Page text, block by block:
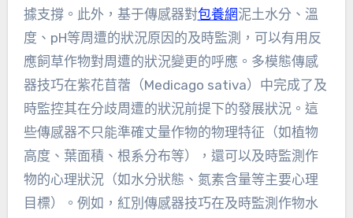
據支撐。此外，基于傳感器對包養網泥土水分、溫
度、pH等周遭的狀況原因的及時監測，可以有用反
應飼草作物對周遭的狀況變更的呼應。多模態傳感
器技巧在紫花苜蓿（Medicago sativa）中完成了及
時監控其在分歧周遭的狀況前提下的發展狀況。這
些傳感器不只能準確丈量作物的物理特征（如植物
高度、葉面積、根系分布等），還可以及時監測作
物的心理狀況（如水分狀態、氮素含量等主要心理
目標）。例如，紅別傳感器技巧在及時監測作物水